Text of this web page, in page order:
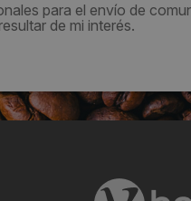
para el envío de
de mi interés.